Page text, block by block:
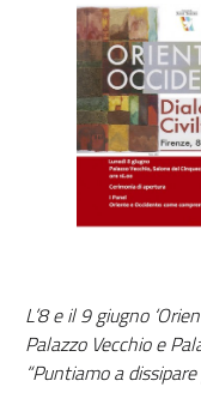
L’8 e il 9 giugno
Palazzo Vecchio e
“Puntiamo a